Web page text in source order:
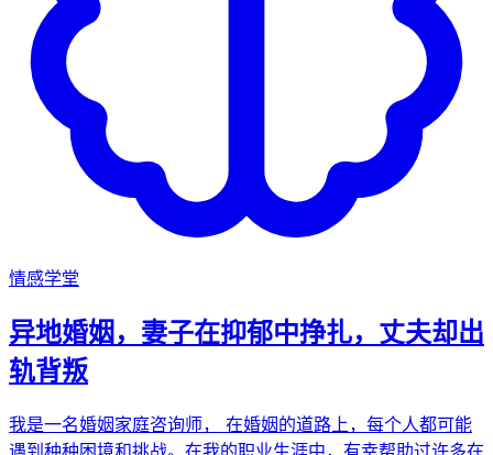
情感学堂
异地婚姻，妻子在抑郁中挣扎，丈夫却出
轨背叛
我是一名婚姻家庭咨询师， 在婚姻的道路上，每个人都可能